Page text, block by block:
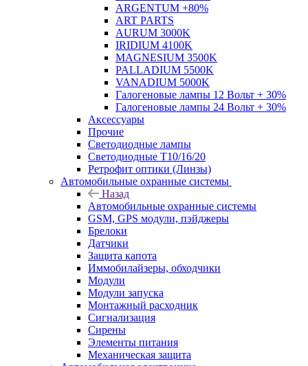
ARGENTUM +80%
ART PARTS
AURUM 3000K
IRIDIUM 4100K
MAGNESIUM 3500K
PALLADIUM 5500K
VANADIUM 5000K
Галогеновые лампы 12 Вольт + 30%
Галогеновые лампы 24 Вольт + 30%
Аксессуары
Прочие
Светодиодные лампы
Светодиодные Т10/16/20
Ретрофит оптики (Линзы)
Автомобильные охранные системы
Назад
Автомобильные охранные системы
GSM, GPS модули, пэйджеры
Брелоки
Датчики
Защита капота
Иммобилайзеры, обходчики
Модули
Модули запуска
Монтажный расходник
Сигнализация
Сирены
Элементы питания
Механическая защита